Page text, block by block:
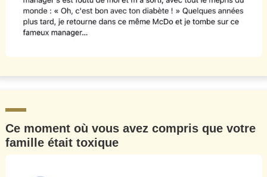
Ce moment où vous avez compris que votre
famille était toxique